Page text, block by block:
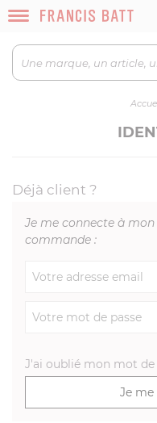
Déjà client ?
Je me connecte à
commande :
J'ai oublié mon mot de
Je